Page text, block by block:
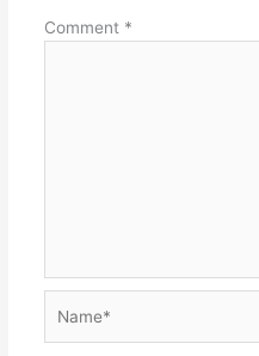
Comment *